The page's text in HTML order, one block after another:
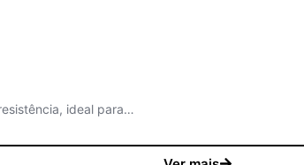
ideal para…